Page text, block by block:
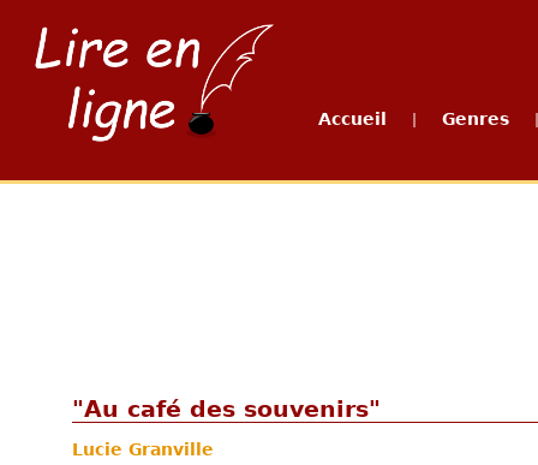
Accueil Genres
"Au café des souvenirs"
Lucie Granville